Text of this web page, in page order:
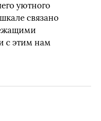
уютного
связано
с этим нам